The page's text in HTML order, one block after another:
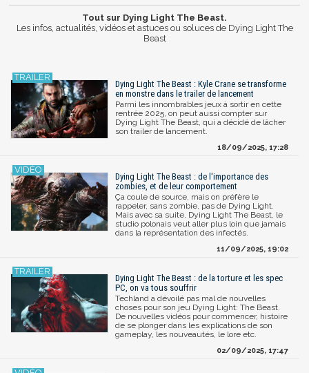
Tout sur Dying Light The Beast.
Les infos, actualités, vidéos et astuces ou soluces de Dying Light The
Beast
Dying Light The Beast : Kyle Crane se transforme
en monstre dans le trailer de lancement
Parmi les innombrables jeux à sortir en cette
rentrée 2025, on peut aussi compter sur
Dying Light The Beast, qui a décidé de lâcher
son trailer de lancement.
18/09/2025, 17:28
Dying Light The Beast : de l'importance des
zombies, et de leur comportement
Ça coule de source, mais on préfère le
rappeler, sans zombie, pas de Dying Light.
Mais avec sa suite, Dying Light The Beast, le
studio polonais veut aller plus loin que jamais
dans la représentation des infectés.
11/09/2025, 19:02
Dying Light The Beast : de la torture et les spec
PC, on va tous souffrir
Techland a dévoilé pas mal de nouvelles
choses pour son jeu Dying Light: The Beast.
De nouvelles vidéos pour commencer, histoire
de se plonger dans les explications de son
gameplay, les nouveautés, le lore etc.
02/09/2025, 17:47